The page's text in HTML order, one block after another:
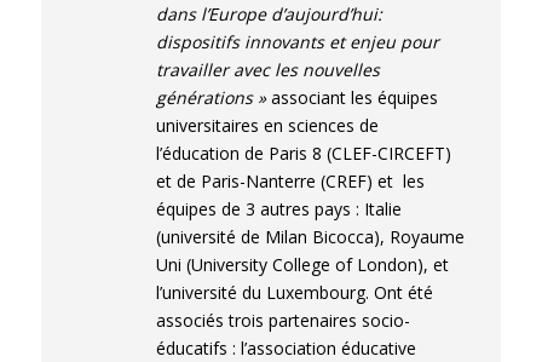
dans l’Europe d’aujourd’hui:
dispositifs innovants et enjeu pour
travailler avec les nouvelles
générations »associant les équipes
universitaires en sciences de
l’éducation de Paris 8 (CLEF-CIRCEFT)
et de Paris-Nanterre (CREF) et les
équipes de 3 autres pays : Italie
(université de Milan Bicocca), Royaume
Uni (University College of London), et
l’université du Luxembourg. Ont été
associés trois partenaires socio-
éducatifs : l’association éducative